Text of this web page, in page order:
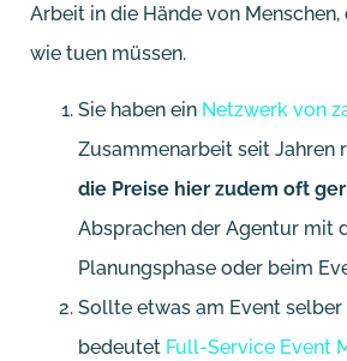
Arbeit in die Hände von
wie tuen müssen.
Sie haben ein Netzwerk von
Zusammenarbeit seit Jahren
die Preise hier zudem oft
Absprachen der Agentur mit
Planungsphase oder beim
Sollte etwas am Event
bedeutet Full-Service Event